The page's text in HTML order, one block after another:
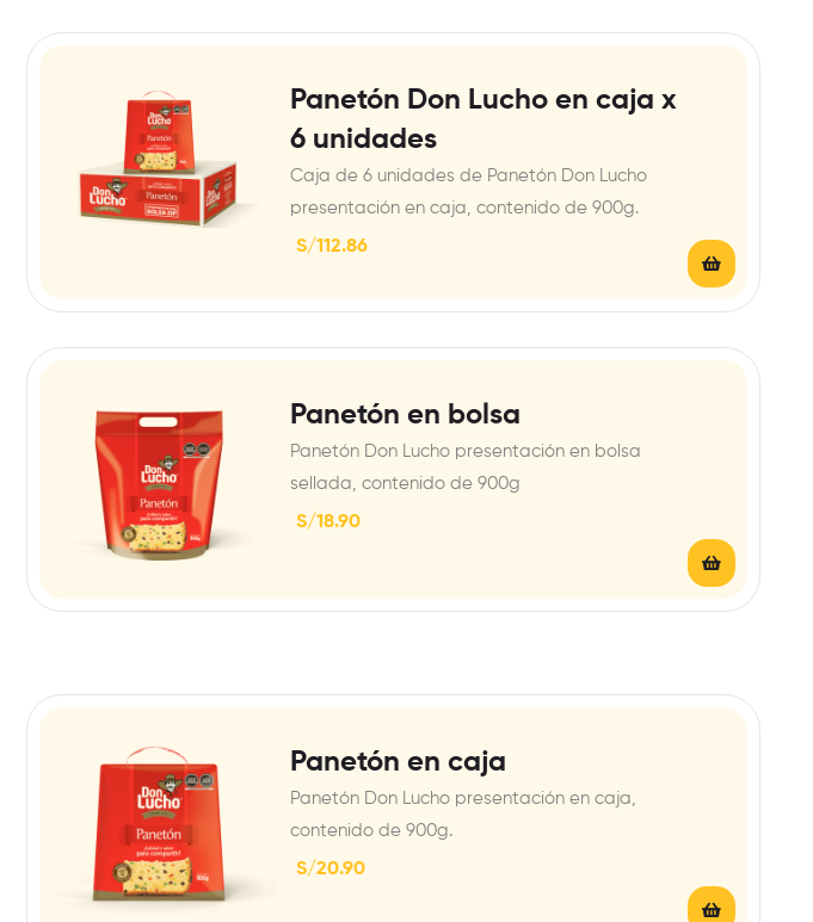
Panetón Don Lucho en caja x
6 unidades
S/112.86
Caja de 6 unidades de Panetón Don Lucho
presentación en caja, contenido de 900g.
Panetón en bolsa
S/18.90
Panetón Don Lucho presentación en bolsa
sellada, contenido de 900g
Panetón en caja
S/20.90
Panetón Don Lucho presentación en caja,
contenido de 900g.